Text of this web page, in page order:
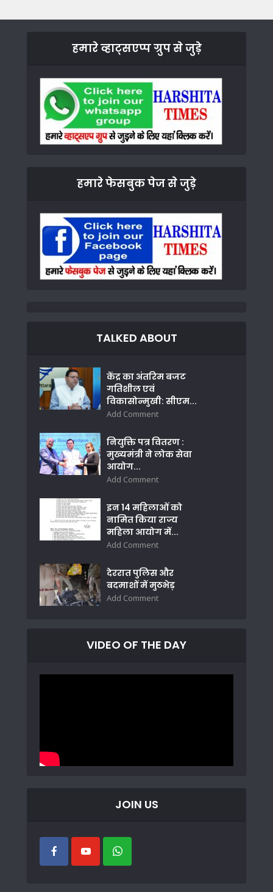
हमारे व्हाट्सएप्प ग्रुप से जुड़े
हमारे फेसबुक पेज से जुड़े
TALKED ABOUT
केंद्र का अंतरिम बजट
गतिशील एवं
विकासोन्मुखी: सीएम...
Add Comment
नियुक्ति पत्र वितरण :
मुख्यमंत्री ने लोक सेवा
आयोग...
Add Comment
इन 14 महिलाओं को
नामित किया राज्य
महिला आयोग में...
Add Comment
देररात पुलिस और
बदमाशों में मुठभेड़
Add Comment
VIDEO OF THE DAY
JOIN US